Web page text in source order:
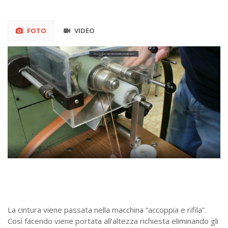
FOTO VIDEO
La cintura viene passata nella macchina “accoppia e rifila”.
Così facendo viene portata all’altezza richiesta eliminando gli